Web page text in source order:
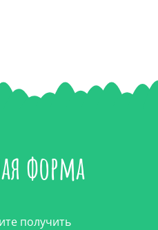
форма
получить